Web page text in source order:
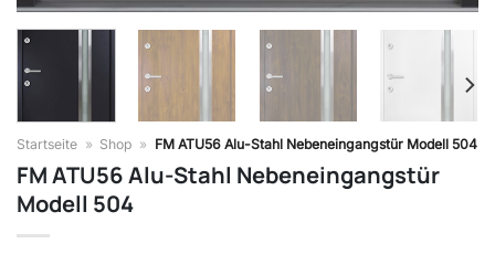
Startseite » Shop » FM ATU56 Alu-Stahl Nebeneingangstür Modell 504
FM ATU56 Alu-Stahl Nebeneingangstür
Modell 504